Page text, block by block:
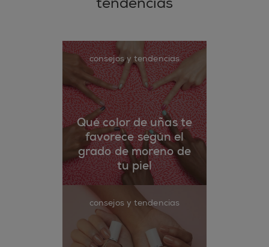
consejos y tendencias
Qué color de uñas te
favorece según el
grado de moreno de
tu piel
consejos y tendencias